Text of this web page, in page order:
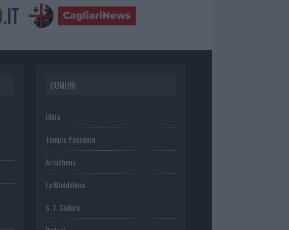
COMUNI
Olbia
Tempio Pausania
Arzachena
La Maddalena
S. T. Gallura